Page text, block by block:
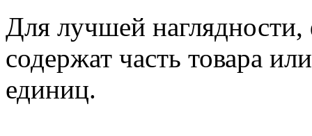
Для лучшей наглядности,
содержат часть товара
единиц.